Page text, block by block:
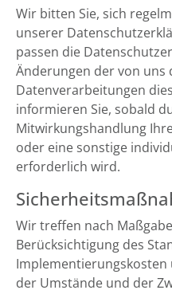
Wir bitten Sie, sich
unserer
passen die
Änderungen der von
Datenverarbeitungen
informieren Sie, sobald
Mitwirkungshandlung
oder eine sonstige
erforderlich wird.
Wir treffen nach
Berücksichtigung des
Implementierungskosten
der Umstände und der